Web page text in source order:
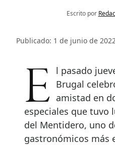
Escrito por
Publicado: 1 de junio de
El pasado jueves y viernes Ron Brugal
amistad en
especiales que tuvo
del Mentidero, uno
gastronómicos más